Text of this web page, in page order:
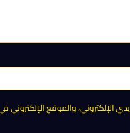
الإلكتروني، والموقع الإلكتروني